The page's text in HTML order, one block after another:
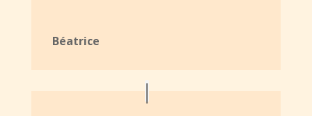
Béatrice